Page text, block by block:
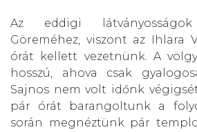
Az eddigi
Göreméhez, viszont az
Ihlara
órát kellett vezetnünk. A
hosszú, ahova csak
Sajnos nem volt időnk
pár órát barangoltunk a
során megnéztünk pár